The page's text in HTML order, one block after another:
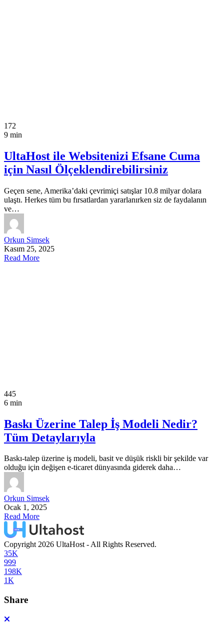
172
9 min
UltaHost ile Websitenizi Efsane Cuma
için Nasıl Ölçeklendirebilirsiniz
Geçen sene, Amerika’daki çevrimiçi satışlar 10.8 milyar dolara
ulaştı. Herkes tüm bu fırsatlardan yararlanırken siz de faydalanın
ve…
Orkun Simsek
Kasım 25, 2025
Read More
445
6 min
Baskı Üzerine Talep İş Modeli Nedir?
Tüm Detaylarıyla
Baskı-talep üzerine iş modeli, basit ve düşük riskli bir şekilde var
olduğu için değişen e-ticaret dünyasında giderek daha…
Orkun Simsek
Ocak 1, 2025
Read More
Copyright 2026 UltaHost - All Rights Reserved.
35K
999
198K
1K
Share